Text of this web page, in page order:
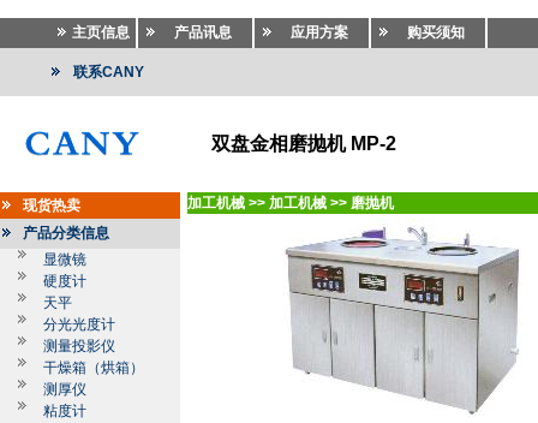
主页信息 产品讯息 应用方案 购买须知
联系CANY
双盘金相磨抛机 MP-2
现货热卖
产品分类信息
显微镜
硬度计
天平
分光光度计
测量投影仪
干燥箱（烘箱）
测厚仪
粘度计
加工机械 >> 加工机械 >> 磨抛机